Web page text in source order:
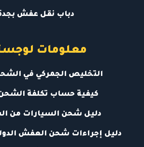
دباب نقل عفش
معلومات
التخليص الجمركي في
كيفية حساب تكلفة الشحن
دليل شحن السيارات من
دليل إجراءات شحن العفش